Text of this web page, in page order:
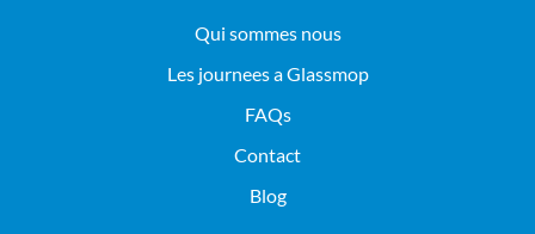
Qui sommes nous
Les journees a Glassmop
FAQs
Contact
Blog